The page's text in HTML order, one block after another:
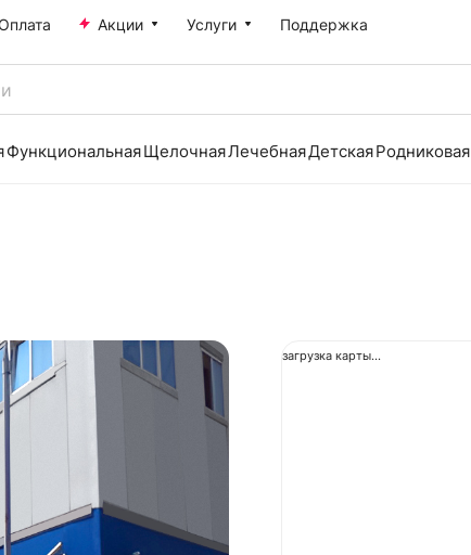
Акции Услуги Поддержка
ФункциональнаяЩелочнаяЛечебнаяДетскаяРодниковая
загрузка карты...